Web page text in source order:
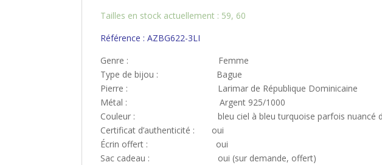
Tailles en stock actuellement : 59, 60
Référence : AZBG622-3LI
Genre : Femme
Type de bijou : Bague
Pierre : Larimar de République Dominicaine
Métal : Argent 925/1000
Couleur : bleu ciel à bleu turquoise parfois nuancé de
Certificat d’authenticité : oui
Écrin offert : oui
Sac cadeau : oui (sur demande, offert)